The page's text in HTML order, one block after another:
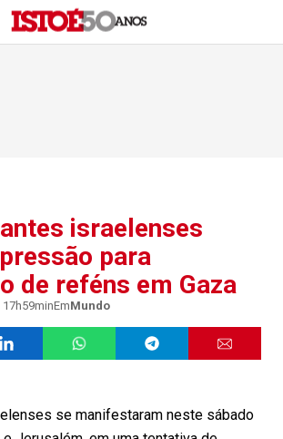
israelenses
para
de reféns em Gaza
EmMundo
se manifestaram neste sábado